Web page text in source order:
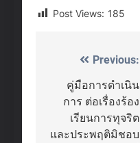
Post Views: 185
Post
navigation
Previous:
คู่มือการดำเนิน
การ ต่อเรื่องร้อง
เรียนการทุจริต
และประพฤติมิชอบ